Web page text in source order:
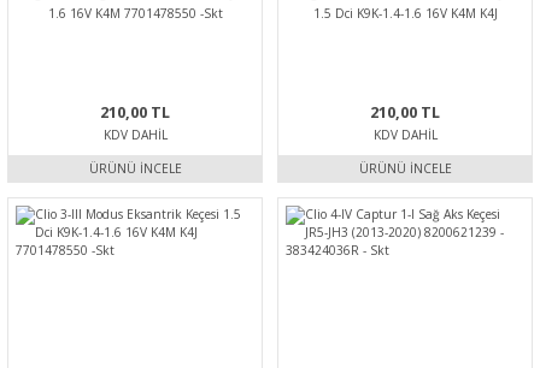
1.6 16V K4M 7701478550 -Skt
210,00 TL
KDV DAHIL
ÜRÜNÜ İNCELE
1.5 Dci K9K-1.4-1.6 16V K4M K4J
210,00 TL
KDV DAHIL
ÜRÜNÜ İNCELE